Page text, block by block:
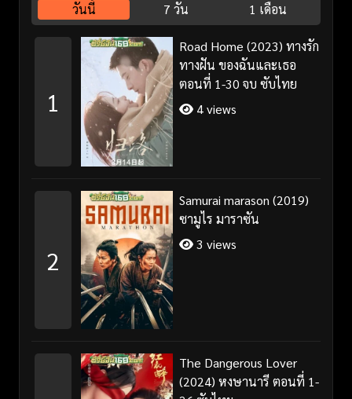
วันนี้ 7 วัน 1 เดือน
1
Road Home (2023) ทางรัก
ทางฝัน ของฉันและเธอ
ตอนที่ 1-30 จบ ซับไทย
4 views
2
Samurai marason (2019)
ซามูไร มาราซัน
3 views
The Dangerous Lover
(2024) หงษานารี ตอนที่ 1-